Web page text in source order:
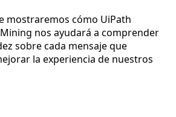
mostraremos cómo UiPath
nos ayudará a comprender
sobre cada mensaje que
la experiencia de nuestros